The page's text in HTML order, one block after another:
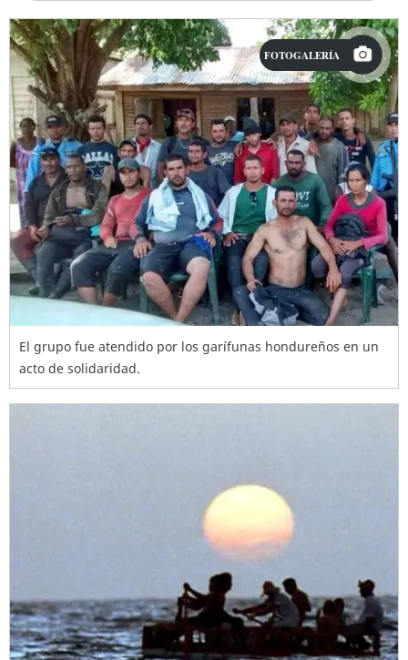
FOTOGALERÍA
El grupo fue atendido por los garífunas hondureños en un
acto de solidaridad.